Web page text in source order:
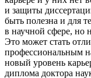
и защиты
быть полезна и для
в научной сфере, но
Это может стать
профессиональным
новый уровень
диплома доктора